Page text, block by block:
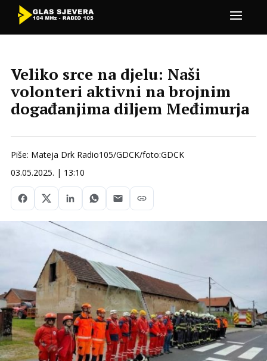
Veliko srce na djelu: Naši
volonteri aktivni na brojnim
događanjima diljem Međimurja
Piše: Mateja Drk Radio105/GDCK/foto:GDCK
03.05.2025. | 13:10